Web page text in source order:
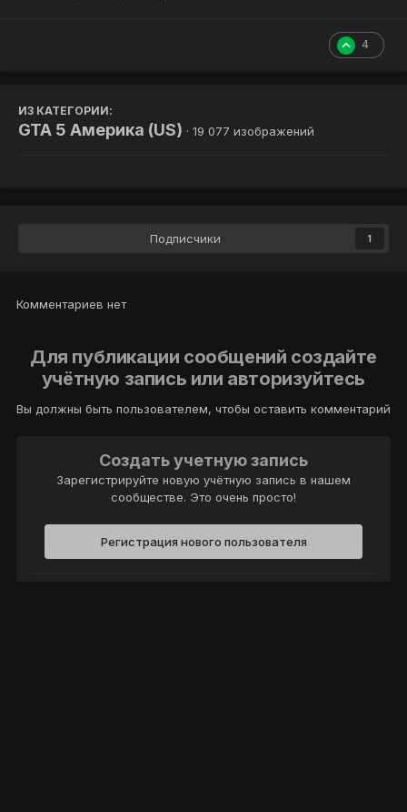
4
ИЗ КАТЕГОРИИ:
GTA 5 Америка (US) · 19 077 изображений
Подписчики 1
Комментариев нет
Для публикации сообщений создайте
учётную запись или авторизуйтесь
Вы должны быть пользователем, чтобы оставить комментарий
Создать учетную запись
Зарегистрируйте новую учётную запись в нашем
сообществе. Это очень просто!
Регистрация нового пользователя